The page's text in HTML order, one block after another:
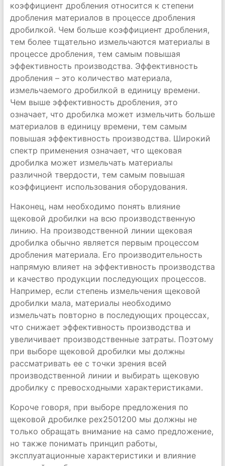
коэффициент дробления относится к степени
дробления материалов в процессе дробления
дробилкой. Чем больше коэффициент дробления,
тем более тщательно измельчаются материалы в
процессе дробления, тем самым повышая
эффективность производства. Эффективность
дробления – это количество материала,
измельчаемого дробилкой в ​​единицу времени.
Чем выше эффективность дробления, это
означает, что дробилка может измельчить больше
материалов в единицу времени, тем самым
повышая эффективность производства. Широкий
спектр применения означает, что щековая
дробилка может измельчать материалы
различной твердости, тем самым повышая
коэффициент использования оборудования.
Наконец, нам необходимо понять влияние
щековой дробилки на всю производственную
линию. На производственной линии щековая
дробилка обычно является первым процессом
дробления материала. Его производительность
напрямую влияет на эффективность производства
и качество продукции последующих процессов.
Например, если степень измельчения щековой
дробилки мала, материалы необходимо
измельчать повторно в последующих процессах,
что снижает эффективность производства и
увеличивает производственные затраты. Поэтому
при выборе щековой дробилки мы должны
рассматривать ее с точки зрения всей
производственной линии и выбирать щековую
дробилку с превосходными характеристиками.
Короче говоря, при выборе предложения по
щековой дробилке pex2501200 мы должны не
только обращать внимание на само предложение,
но также понимать принцип работы,
эксплуатационные характеристики и влияние